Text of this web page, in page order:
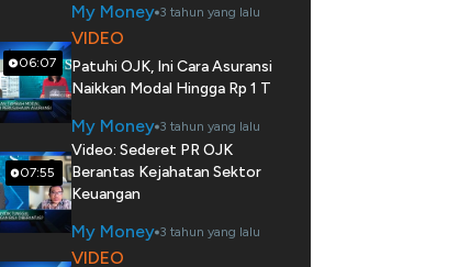
My Money 3 tahun yang lalu
06:07
VIDEO
Patuhi OJK, Ini Cara Asuransi
Naikkan Modal Hingga Rp 1 T
My Money 3 tahun yang lalu
07:55
Video: Sederet PR OJK
Berantas Kejahatan Sektor
Keuangan
My Money 3 tahun yang lalu
VIDEO